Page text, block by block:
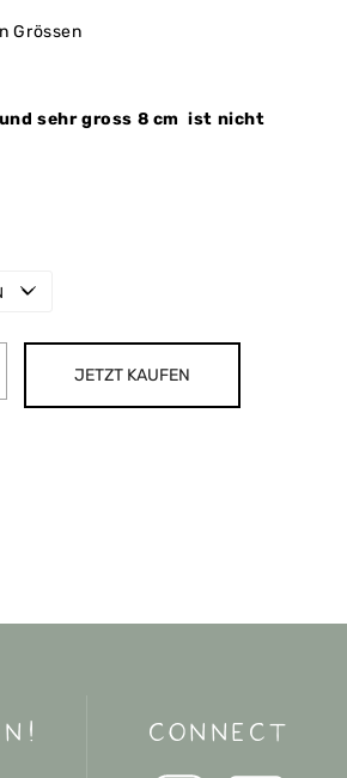
Grössen
sehr gross 8 cm ist nicht
JETZT KAUFEN
CONNECT